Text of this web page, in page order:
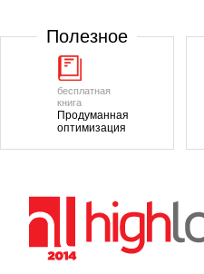
Полезноe
бесплатная
книга
Продуманная
оптимизация